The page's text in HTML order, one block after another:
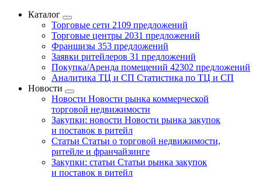
Каталог
Торговые сети 2109 предложений
Торговые центры 2031 предложений
Франшизы 353 предложений
Заявки ритейлеров 31 предложений
Покупка/Аренда помещений 42302 предложений
Аналитика ТЦ и СП Статистика по ТЦ и СП
Новости
Новости Новости рынка коммерческой
торговой недвижимости
Закупки: новости Новости рынка закупок
и поставок в ритейл
Статьи Статьи о торговой недвижимости,
ритейле и франчайзинге
Закупки: статьи Статьи рынка закупок
и поставок в ритейл